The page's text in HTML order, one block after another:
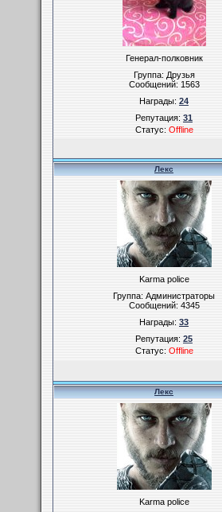
Генерал-полковник
Группа: Друзья
Сообщений:1563
Награды:24
Репутация:31
Статус:Offline
Лекс
Karma police
Группа: Администраторы
Сообщений:4345
Награды:33
Репутация:25
Статус:Offline
Лекс
Karma police